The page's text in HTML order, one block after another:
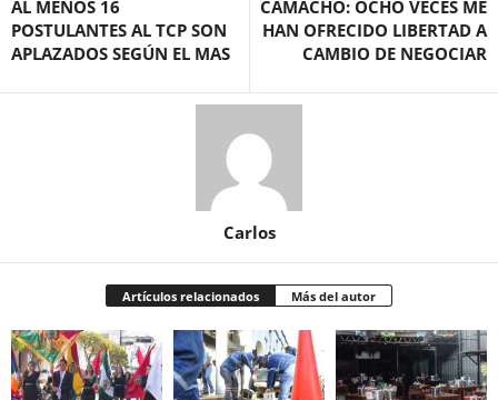
AL MENOS 16
POSTULANTES AL TCP SON
APLAZADOS SEGÚN EL MAS
CAMACHO: OCHO VECES ME
HAN OFRECIDO LIBERTAD A
CAMBIO DE NEGOCIAR
Carlos
Artículos relacionados Más del autor